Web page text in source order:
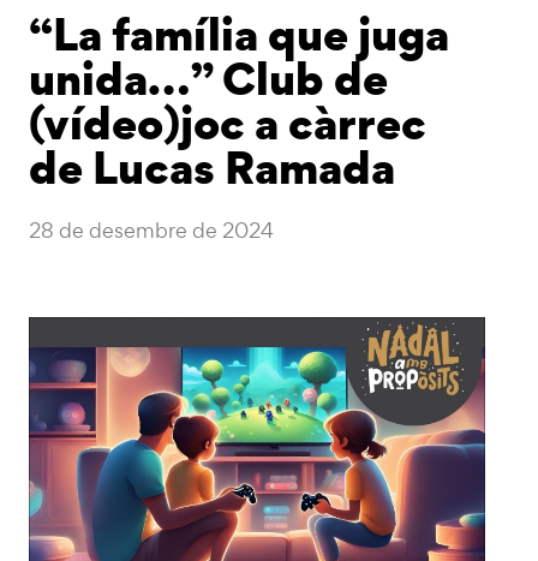
“La família que juga
unida…” Club de
(vídeo)joc a càrrec
de Lucas Ramada
28 de desembre de 2024